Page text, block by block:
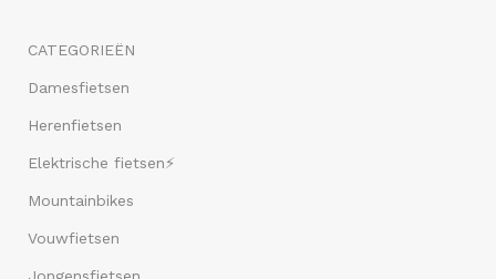
CATEGORIEËN
Damesfietsen
Herenfietsen
Elektrische fietsen⚡
Mountainbikes
Vouwfietsen